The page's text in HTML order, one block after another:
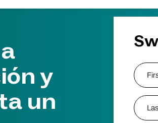
y
un
Name
Nombre